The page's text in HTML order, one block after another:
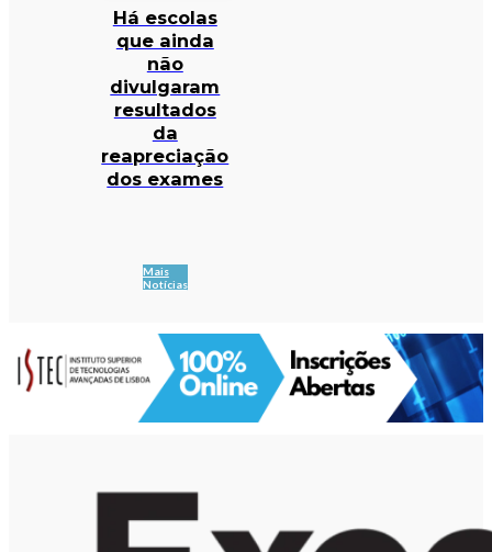
Há escolas
que ainda
não
divulgaram
resultados
da
reapreciação
dos exames
Mais
Notícias